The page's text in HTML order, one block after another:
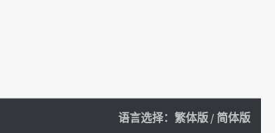
语言选择： 繁体版 / 简体版